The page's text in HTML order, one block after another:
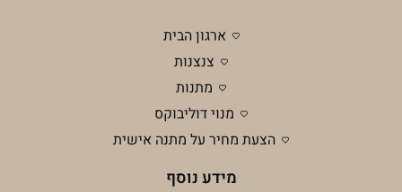
ארגון הבית
צנצנות
מתנות
מנוי דוליבוקס
הצעת מחיר על מתנה אישית
מידע נוסף